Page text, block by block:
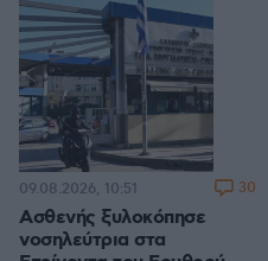
Ασθενής ξυλοκόπησε
νοσηλεύτρια στα
09.08.2026, 10:51 30